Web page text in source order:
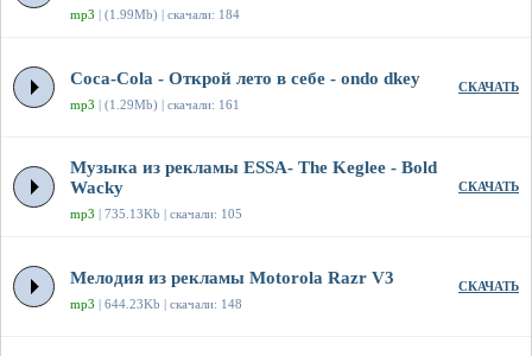
mp3 | (1.99Mb) | скачали: 184
Coca-Cola - Открой лето в себе - ondo dkey
mp3 | (1.29Mb) | скачали: 161
СКАЧАТЬ
Музыка из рекламы ESSA- The Keglee - Bold
Wacky
mp3 | 735.13Kb | скачали: 105
СКАЧАТЬ
Мелодия из рекламы Motorola Razr V3
mp3 | 644.23Kb | скачали: 148
СКАЧАТЬ